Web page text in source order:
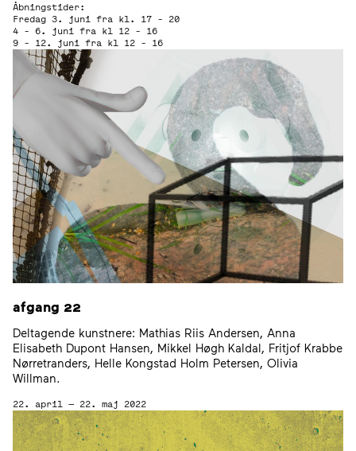
Åbningstider:
Fredag 3. juni fra kl. 17 - 20
4 - 6. juni fra kl 12 - 16
9 - 12. juni fra kl 12 - 16
afgang 22
Deltagende kunstnere: Mathias Riis Andersen, Anna
Elisabeth Dupont Hansen, Mikkel Høgh Kaldal, Fritjof Krabbe
Nørretranders, Helle Kongstad Holm Petersen, Olivia
Willman.
22. april — 22. maj 2022